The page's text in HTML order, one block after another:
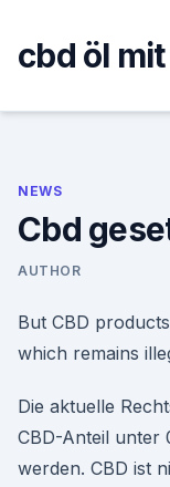
content
cbd öl
NEWS
Cbd
AUTHOR
But CBD
which remains
Die aktuelle
CBD-Anteil unter
werden. CBD ist